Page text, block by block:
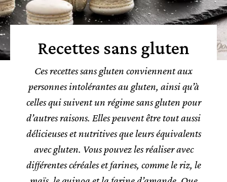
Recettes sans gluten
Ces recettes sans gluten conviennent aux
personnes intolérantes au gluten, ainsi qu’à
celles qui suivent un régime sans gluten pour
d’autres raisons. Elles peuvent être tout aussi
délicieuses et nutritives que leurs équivalents
avec gluten. Vous pouvez les réaliser avec
différentes céréales et farines, comme le riz, le